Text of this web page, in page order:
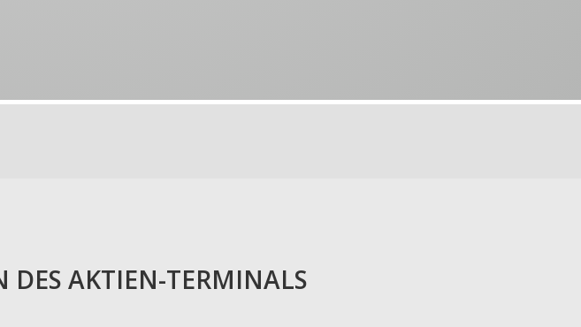
DES AKTIEN-TERMINALS